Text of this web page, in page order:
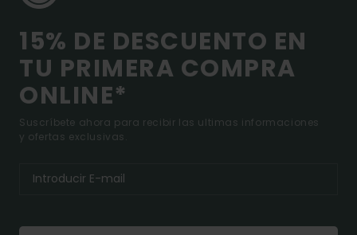
15% DE DESCUENTO EN
TU PRIMERA COMPRA
ONLINE*
Suscríbete ahora para recibir las ultimas informaciones
y ofertas exclusivas.